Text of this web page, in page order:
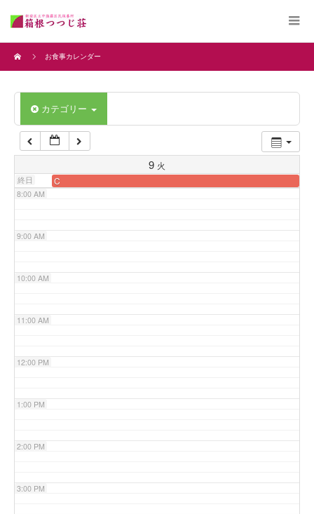
お食事カレンダー
カテゴリー
9 火
終日 C
4:00 AM
6:00 AM
7:00 AM
8:00 AM
9:00 AM
10:00 AM
11:00 AM
12:00 PM
1:00 PM
2:00 PM
3:00 PM